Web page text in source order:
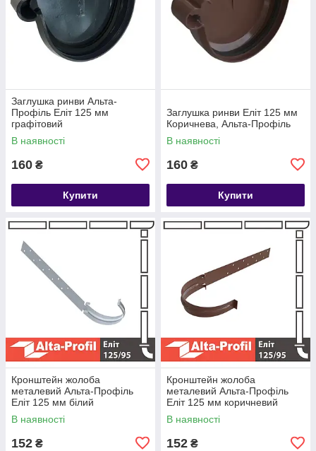
Заглушка ринви Альта-
Профіль Еліт 125 мм
графітовий
В наявності
160 ₴
Купити
Заглушка ринви Еліт 125 мм
Коричнева, Альта-Профіль
В наявності
160 ₴
Купити
Кронштейн жолоба
металевий Альта-Профіль
Еліт 125 мм білий
В наявності
152 ₴
Кронштейн жолоба
металевий Альта-Профіль
Еліт 125 мм коричневий
В наявності
152 ₴